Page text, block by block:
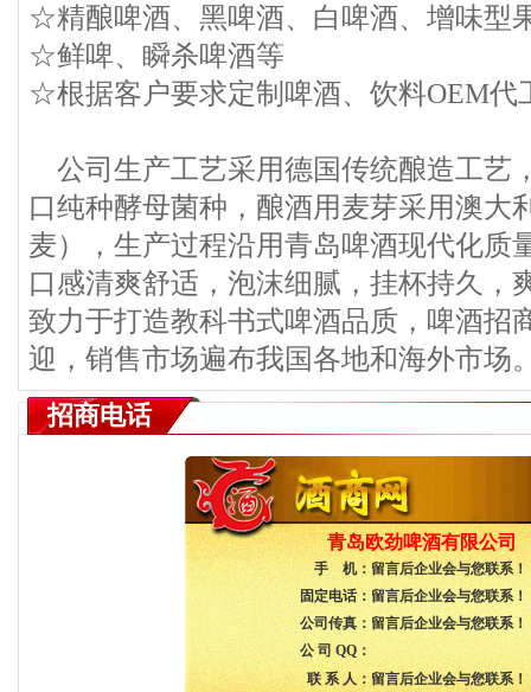
☆精酿啤酒、黑啤酒、白啤酒、增味型
☆鲜啤、瞬杀啤酒等
☆根据客户要求定制啤酒、饮料OEM代
公司生产工艺采用德国传统酿造工艺
口纯种酵母菌种，酿酒用麦芽采用澳大
麦），生产过程沿用青岛啤酒现代化质
口感清爽舒适，泡沫细腻，挂杯持久，
致力于打造教科书式啤酒品质，啤酒招
迎，销售市场遍布我国各地和海外市场
招商电话
青岛欧劲啤酒有限公司
手 机： 留言后企业会与您联系！
固定电话： 留言后企业会与您联系！
公司传真： 留言后企业会与您联系！
公 司 QQ：
联 系 人：留言后企业会与您联系！